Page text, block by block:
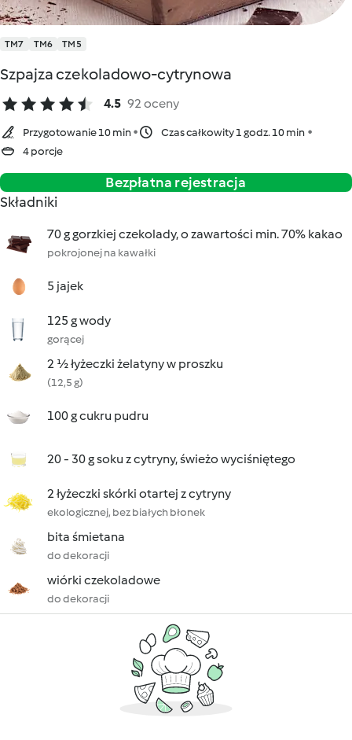
TM7 TM6 TM5
Szpajza czekoladowo-cytrynowa
4.5 92 oceny
Przygotowanie 10 min
Czas całkowity 1 godz. 10 min
4 porcje
Bezpłatna rejestracja
Składniki
70 g gorzkiej czekolady, o zawartości min. 70% kakao
pokrojonej na kawałki
5 jajek
125 g wody
gorącej
2 ½ łyżeczki żelatyny w proszku
(12,5 g)
100 g cukru pudru
20 - 30 g soku z cytryny, świeżo wyciśniętego
2 łyżeczki skórki otartej z cytryny
ekologicznej, bez białych błonek
bita śmietana
do dekoracji
wiórki czekoladowe
do dekoracji